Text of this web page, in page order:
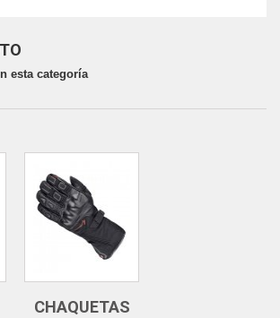
esta categoría
CHAQUETAS